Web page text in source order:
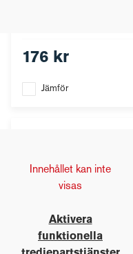
176 kr
Jämför
Innehållet kan inte
visas
Aktivera
funktionella